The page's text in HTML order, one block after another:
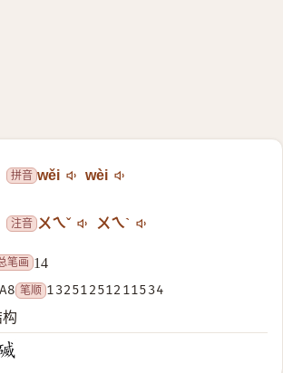
拼音 wěi wèi
注音 ㄨㄟˇ ㄨㄟˋ
笔画 14
笔顺 13251251211534